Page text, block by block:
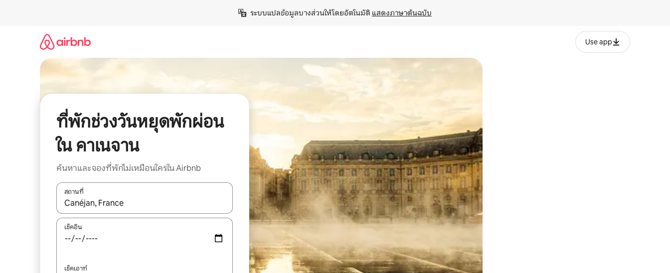
ระบบแปลข้อมูลบางส่วนให้โดยอัตโนมัติ แสดงภาษาต้นฉบับ
Use app
ที่พักช่วงวันหยุดพักผ่อน
ใน คาเนจาน
ค้นหาและจองที่พักไม่เหมือนใครใน Airbnb
สถานที่
ใช้ลูกศรขึ้นลง หรือใช้การสัมผัสหรือปัด เพื่อสำรวจผลการค้นหา
เช็คอิน
เช็คเอาท์